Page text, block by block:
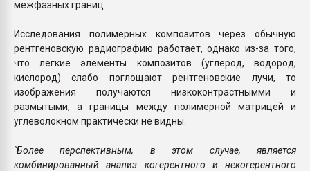
межфазных границ.
Исследования полимерных композитов через обычную
рентгеновскую радиографию работает, однако из-за того,
что легкие элементы композитов (углерод, водород,
кислород) слабо поглощают рентгеновские лучи, то
изображения получаются низкоконтрастнымми и
размытыми, а границы между полимерной матрицей и
углеволокном практически не видны.
"Более перспективным, в этом случае, является
комбинированный анализ когерентного и некогерентного